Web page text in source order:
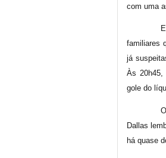
com uma
familiares
já
Às 20h45,
gole do
Dallas
há quase